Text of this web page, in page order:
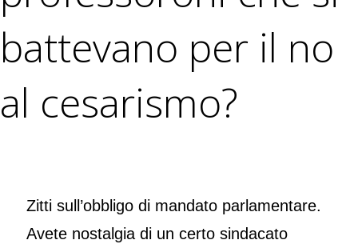
battevano per il no
al cesarismo?
Zitti sull’obbligo di mandato parlamentare.
Avete nostalgia di un certo sindacato